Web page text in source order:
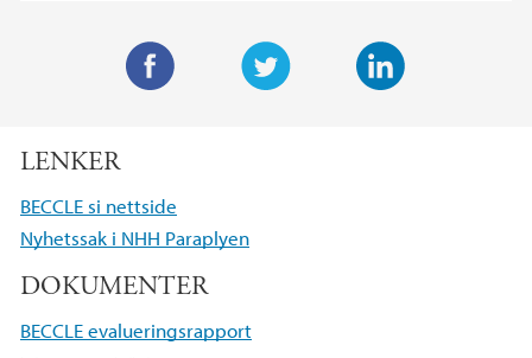
e
e
b
o
o
LENKER
BECCLE si nettside
Nyhetssak i NHH Paraplyen
DOKUMENTER
BECCLE evalueringsrapport